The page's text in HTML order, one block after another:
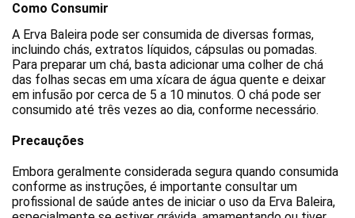
Como Consumir
A Erva Baleira pode ser consumida de diversas formas,
incluindo chás, extratos líquidos, cápsulas ou pomadas.
Para preparar um chá, basta adicionar uma colher de chá
das folhas secas em uma xícara de água quente e deixar
em infusão por cerca de 5 a 10 minutos. O chá pode ser
consumido até três vezes ao dia, conforme necessário.
Precauções
Embora geralmente considerada segura quando consumida
conforme as instruções, é importante consultar um
profissional de saúde antes de iniciar o uso da Erva Baleira,